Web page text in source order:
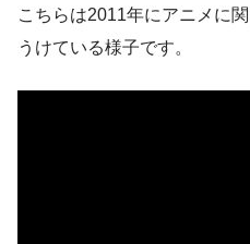
こちらは2011年にアニメに
うけている様子です。